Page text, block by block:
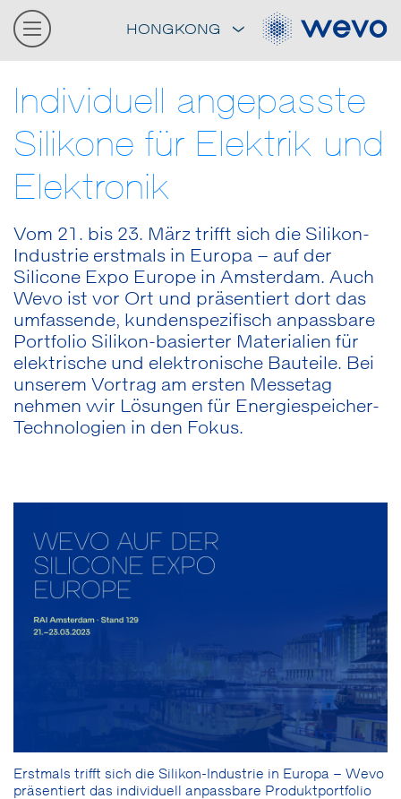
HONGKONG
Individuell angepasste
Silikone für Elektrik und
Elektronik
Vom 21. bis 23. März trifft sich die Silikon-
Industrie erstmals in Europa – auf der
Silicone Expo Europe in Amsterdam. Auch
Wevo ist vor Ort und präsentiert dort das
umfassende, kundenspezifisch anpassbare
Portfolio Silikon-basierter Materialien für
elektrische und elektronische Bauteile. Bei
unserem Vortrag am ersten Messetag
nehmen wir Lösungen für Energiespeicher-
Technologien in den Fokus.
Erstmals trifft sich die Silikon-Industrie in Europa – Wevo
präsentiert das individuell anpassbare Produktportfolio